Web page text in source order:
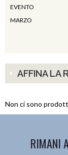
EVENTO
MARZO
AFFINA LA
Non ci sono
RIMANI